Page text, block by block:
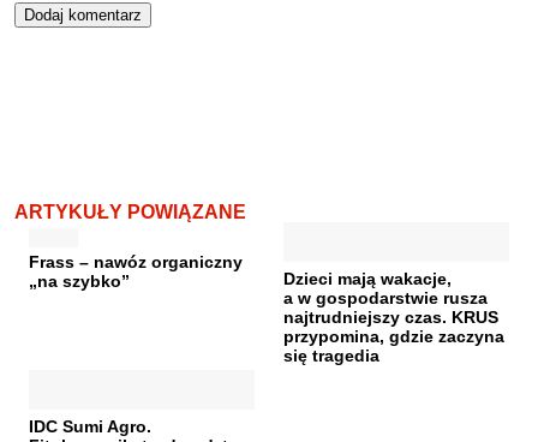
ARTYKUŁY POWIĄZANE
Frass – nawóz organiczny
„na szybko”
Dzieci mają wakacje,
a w gospodarstwie rusza
najtrudniejszy czas. KRUS
przypomina, gdzie zaczyna
się tragedia
IDC Sumi Agro.